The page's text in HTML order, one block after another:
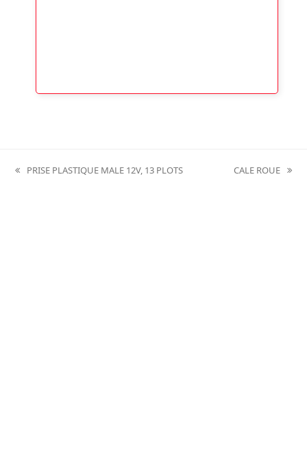
previous
PRISE PLASTIQUE MALE 12V, 13 PLOTS
next
CALE ROUE